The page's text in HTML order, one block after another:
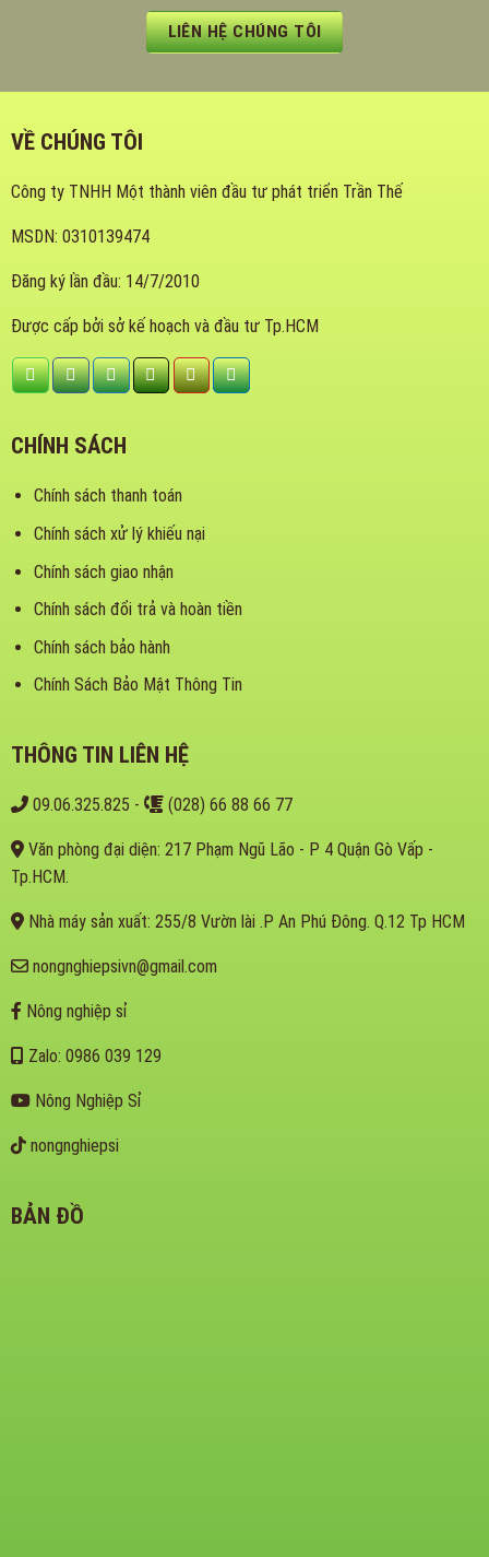
LIÊN HỆ CHÚNG TÔI
VỀ CHÚNG TÔI
Công ty TNHH Một thành viên đầu tư phát triển Trần Thế
MSDN: 0310139474
Đăng ký lần đầu: 14/7/2010
Được cấp bởi sở kế hoạch và đầu tư Tp.HCM
CHÍNH SÁCH
Chính sách thanh toán
Chính sách xử lý khiếu nại
Chính sách giao nhận
Chính sách đổi trả và hoàn tiền
Chính sách bảo hành
Chính Sách Bảo Mật Thông Tin
THÔNG TIN LIÊN HỆ
09.06.325.825 - (028) 66 88 66 77
Văn phòng đại diện: 217 Phạm Ngũ Lão - P 4 Quận Gò Vấp -
Tp.HCM.
Nhà máy sản xuất: 255/8 Vườn lài .P An Phú Đông. Q.12 Tp HCM
nongnghiepsivn@gmail.com
Nông nghiệp sỉ
Zalo: 0986 039 129
Nông Nghiệp Sỉ
nongnghiepsi
BẢN ĐỒ